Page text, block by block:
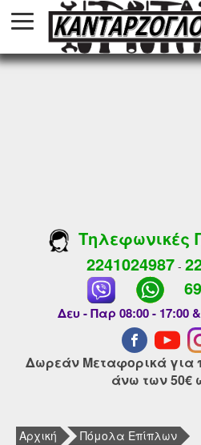
Τηλεφωνικές
2241024987-
Δευ - Παρ 08:00 - 17:00
Δωρεάν Μεταφορικά για
άνω των 50€
Αρχική
Πόμολα Επίπλων